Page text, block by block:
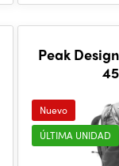
Peak
Nuevo
ÚLTIMA UNIDAD